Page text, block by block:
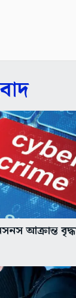
আক্রান্ত